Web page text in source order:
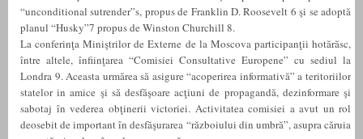
“unconditional sutrender”s, propus de Franklin D. Roosevelt 6 şi se adoptă
planul “Husky”7 propus de Winston Churchill 8.
La conferinţa Miniştrilor de Externe de la Moscova participanţii hotărăsc,
între altele, înfiinţarea “Comisiei Consultative Europene” cu sediul la
Londra 9. Aceasta urmărea să asigure “acoperirea informativă” a teritoriilor
statelor in amice şi să desfăşoare acţiuni de propagandă, dezinformare şi
sabotaj în vederea obţinerii victoriei. Activitatea comisiei a avut un rol
deosebit de important în desfăşurarea “războiului din umbră”, asupra căruia